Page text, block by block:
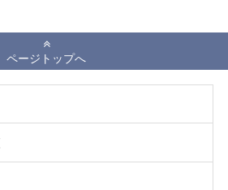
ページトップへ